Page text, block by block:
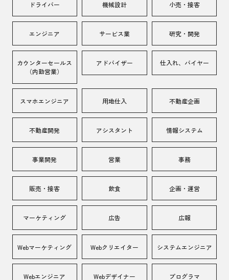
ドライバー 機械設計 小売・接客
エンジニア サービス業 研究・開発
カウンターセールス
（内勤営業）
アドバイザー 仕入れ、バイヤー
スマホエンジニア 用地仕入 不動産企画
不動産開発 アシスタント 情報システム
事業開発 営業 事務
販売・接客 飲食 企画・運営
マーケティング 広告 広報
Webマーケティング Webクリエイター システムエンジニア
Webエンジニア Webデザイナー プログラマ